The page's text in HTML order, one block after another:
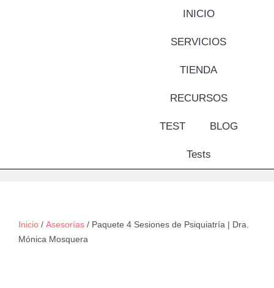
INICIO
SERVICIOS
TIENDA
RECURSOS
TEST BLOG
Tests
Inicio / Asesorías / Paquete 4 Sesiones de Psiquiatría | Dra.
Mónica Mosquera